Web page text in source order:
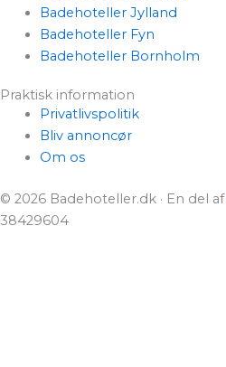
Badehoteller Jylland
Badehoteller Fyn
Badehoteller Bornholm
Praktisk information
Privatlivspolitik
Bliv annoncør
Om os
© 2026 Badehoteller.dk · En del af
38429604